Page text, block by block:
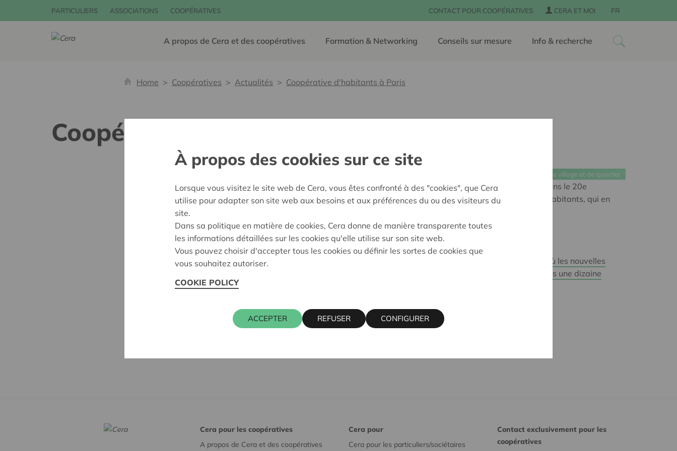
PARTICULIERS ASSOCIATIONS COOPÉRATIVES CONTACT POUR COOPÉRATIVES CERA ET MOI FR
A propos de Cera et des coopératives Formation & Networking Conseils sur mesure Info & recherche
Home Coopératives Actualités Coopérative d'habitants à Paris
Coopérative d'habitants à Paris
Coopératives de village et de quartier
Le premier immeuble coopératif a vu le jour à Paris, dans le 20e
arondissement : 17 appartements, construits par les habitants, qui en
Lire l'article sur monpetit20e.com
En octobre 2023, nous avons visité Genève, une ville où les nouvelles
coopératives d'habitation font de belles percées depuis une dizaine
Cera pour les coopératives
A propos de Cera et des coopératives
Cera pour
Cera pour les particuliers/sociétaires
Contact exclusivement pour les
coopératives
À propos des cookies sur ce site
Lorsque vous visitez le site web de Cera, vous êtes confronté à des "cookies", que Cera
utilise pour adapter son site web aux besoins et aux préférences du ou des visiteurs du
site.
Dans sa politique en matière de cookies, Cera donne de manière transparente toutes
les informations détaillées sur les cookies qu'elle utilise sur son site web.
Vous pouvez choisir d'accepter tous les cookies ou définir les sortes de cookies que
vous souhaitez autoriser.
COOKIE POLICY
ACCEPTER REFUSER CONFIGURER